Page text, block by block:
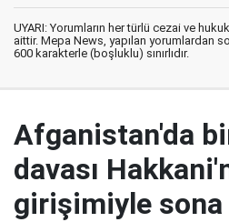
UYARI: Yorumların her türlü cezai ve
aittir. Mepa News, yapılan yorumlardan
600 karakterle (boşluklu) sınırlıdır.
Afganistan'da
davası
girişimiyle sona